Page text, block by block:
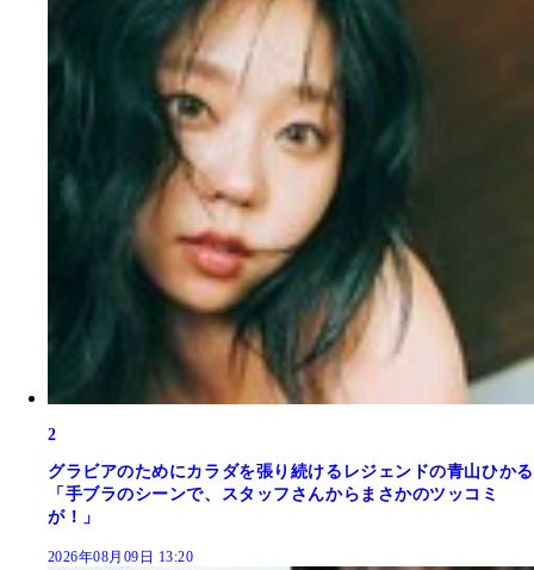
2
グラビアのためにカラダを張り続けるレジェンドの青山ひかる
「手ブラのシーンで、スタッフさんからまさかのツッコミ
が！」
2026年08月09日 13:20